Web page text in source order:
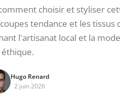
choisir et styliser
tendance et les tissus
l'artisanat local et la mode
éthique.
Hugo Renard
2 juin 2026